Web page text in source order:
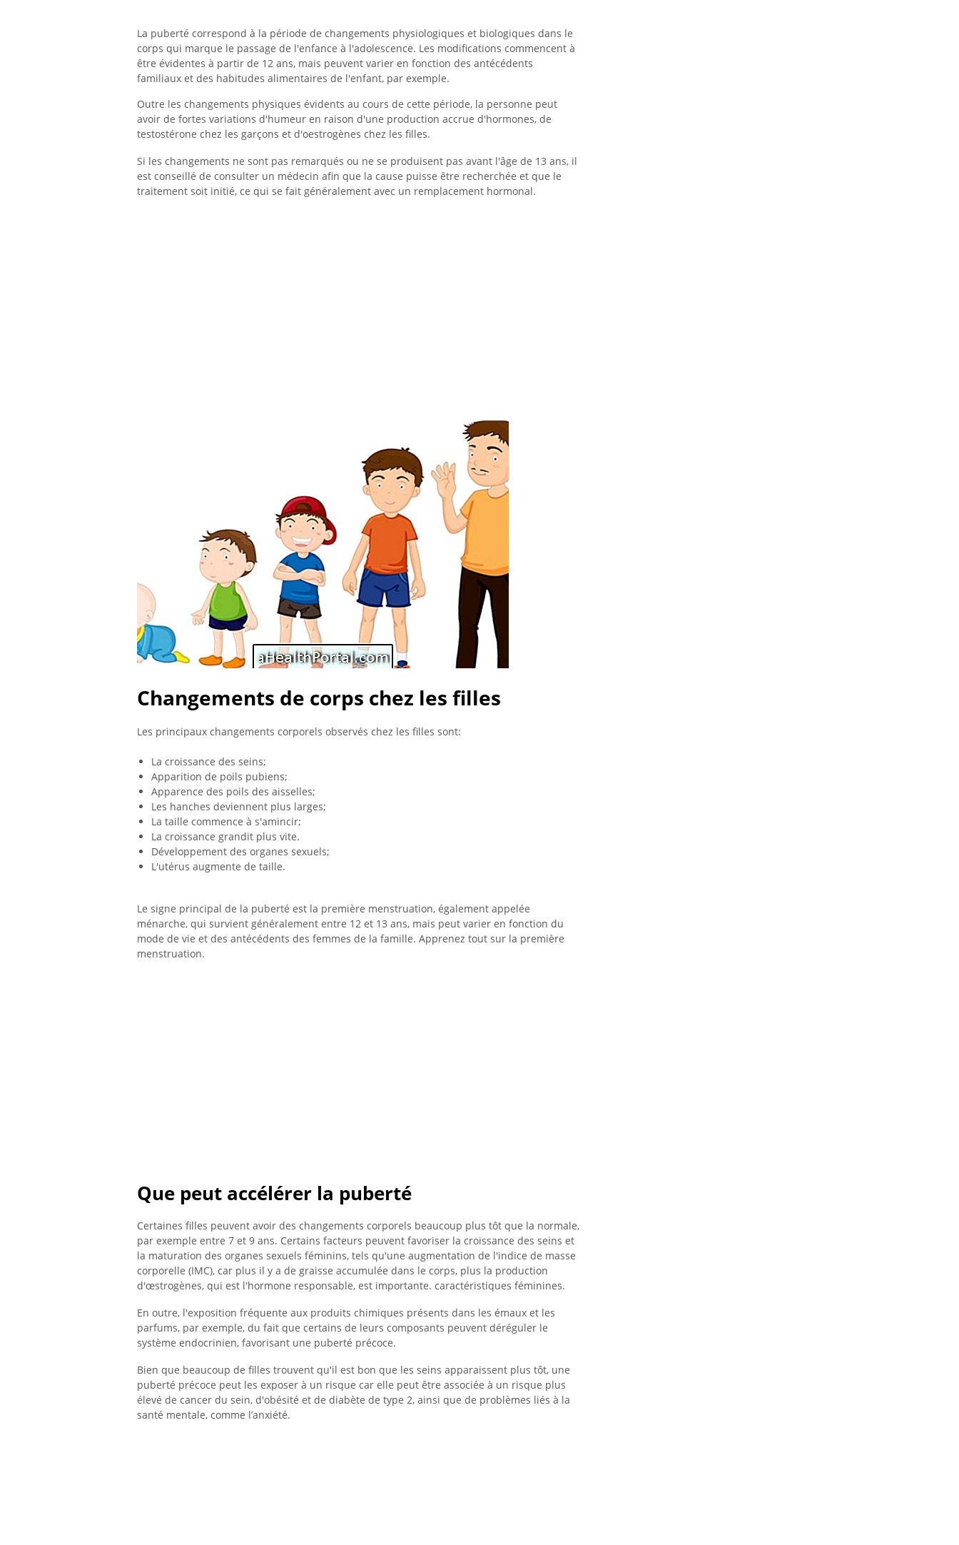
La puberté correspond à la période de changements physiologiques et biologiques dans le
corps qui marque le passage de l'enfance à l'adolescence. Les modifications commencent à
être évidentes à partir de 12 ans, mais peuvent varier en fonction des antécédents
familiaux et des habitudes alimentaires de l'enfant, par exemple.
Outre les changements physiques évidents au cours de cette période, la personne peut
avoir de fortes variations d'humeur en raison d'une production accrue d'hormones, de
testostérone chez les garçons et d'oestrogènes chez les filles.
Si les changements ne sont pas remarqués ou ne se produisent pas avant l'âge de 13 ans, il
est conseillé de consulter un médecin afin que la cause puisse être recherchée et que le
traitement soit initié, ce qui se fait généralement avec un remplacement hormonal.
Changements de corps chez les filles
Les principaux changements corporels observés chez les filles sont:
La croissance des seins;
Apparition de poils pubiens;
Apparence des poils des aisselles;
Les hanches deviennent plus larges;
La taille commence à s'amincir;
La croissance grandit plus vite.
Développement des organes sexuels;
L'utérus augmente de taille.
Le signe principal de la puberté est la première menstruation, également appelée
ménarche, qui survient généralement entre 12 et 13 ans, mais peut varier en fonction du
mode de vie et des antécédents des femmes de la famille. Apprenez tout sur la première
menstruation.
Que peut accélérer la puberté
Certaines filles peuvent avoir des changements corporels beaucoup plus tôt que la normale,
par exemple entre 7 et 9 ans. Certains facteurs peuvent favoriser la croissance des seins et
la maturation des organes sexuels féminins, tels qu'une augmentation de l'indice de masse
corporelle (IMC), car plus il y a de graisse accumulée dans le corps, plus la production
d'œstrogènes, qui est l'hormone responsable, est importante. caractéristiques féminines.
En outre, l'exposition fréquente aux produits chimiques présents dans les émaux et les
parfums, par exemple, du fait que certains de leurs composants peuvent déréguler le
système endocrinien, favorisant une puberté précoce.
Bien que beaucoup de filles trouvent qu'il est bon que les seins apparaissent plus tôt, une
puberté précoce peut les exposer à un risque car elle peut être associée à un risque plus
élevé de cancer du sein, d'obésité et de diabète de type 2, ainsi que de problèmes liés à la
santé mentale, comme l’anxiété.